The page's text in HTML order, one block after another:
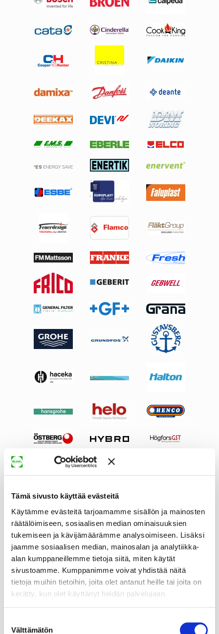
Tämä sivusto käyttää evästeitä
Käytämme evästeitä tarjoamamme sisällön ja mainosten
räätälöimiseen, sosiaalisen median ominaisuuksien
tukemiseen ja kävijämäärämme analysoimiseen. Lisäksi
jaamme sosiaalisen median, mainosalan ja analytiikka-
alan kumppaneillemme tietoja siitä, miten käytät
sivustoamme. Kumppanimme voivat yhdistää näitä
tietoja muihin tietoihin, joita olet antanut heille tai joita on
kerätty, kun olet käyttänyt heidän palvelujaan.
valinta
Välttämätön